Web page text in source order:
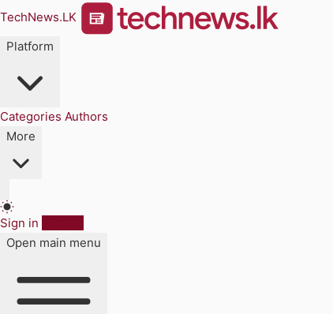
TechNews.LK
Platform
Categories Authors
More
Sign in
Open main menu